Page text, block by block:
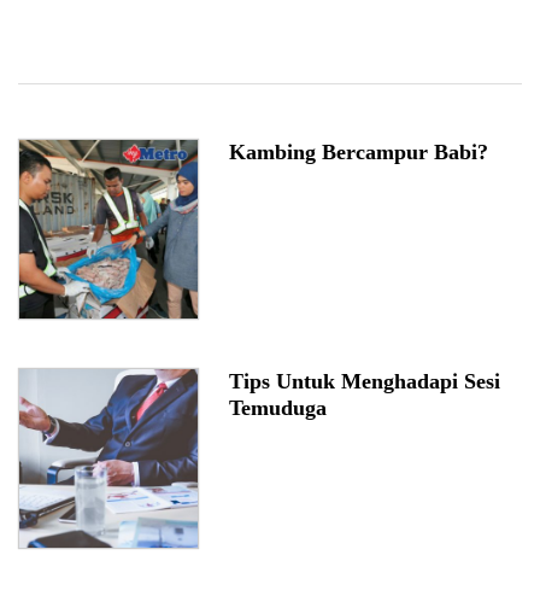
Kambing Bercampur Babi?
Tips Untuk Menghadapi Sesi
Temuduga